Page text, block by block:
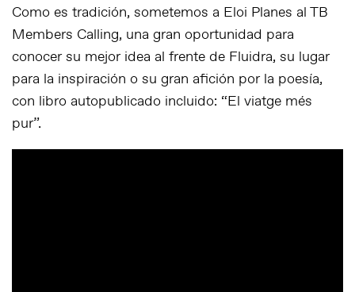
Como es tradición, sometemos a Eloi Planes al TB
Members Calling, una gran oportunidad para
conocer su mejor idea al frente de Fluidra, su lugar
para la inspiración o su gran afición por la poesía,
con libro autopublicado incluido: “El viatge més
pur”.